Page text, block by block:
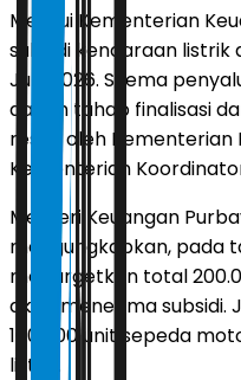
Melalui Kementerian
subsidi kendaraan
Juni 2026. Skema
dalam tahap finalisasi
resmi oleh
Kementerian
Menteri Keuangan
mengungkapkan, pada
menargetkan total
akan menerima
100.000 unit sepeda
listrik.